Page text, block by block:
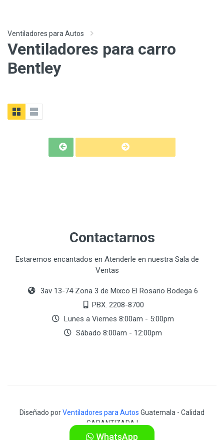
Ventiladores para Autos
Ventiladores para carro
Bentley
Contactarnos
Estaremos encantados en Atenderle en nuestra Sala de
Ventas
3av 13-74 Zona 3 de Mixco El Rosario Bodega 6
PBX. 2208-8700
Lunes a Viernes 8:00am - 5:00pm
Sábado 8:00am - 12:00pm
Diseñado porVentiladores para Autos Guatemala - Calidad
GARANTIZADA !
WhatsApp